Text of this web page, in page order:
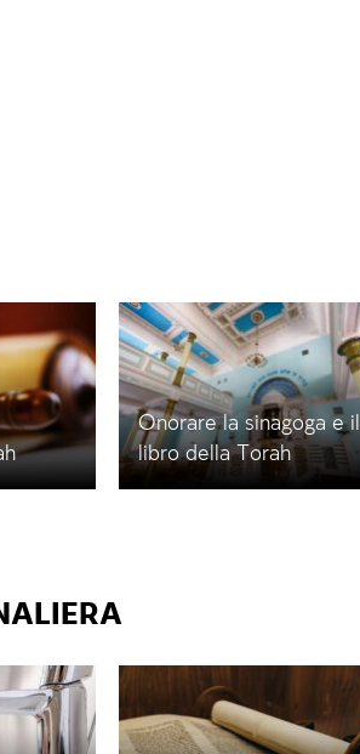
Onorare la sinagoga e il
libro della Torah